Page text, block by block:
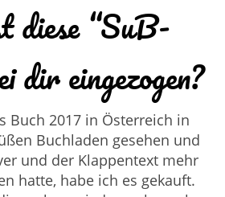
diese “SuB-
dir eingezogen?
Buch 2017 in Österreich in
Buchladen gesehen und
und der Klappentext mehr
hatte, habe ich es gekauft.